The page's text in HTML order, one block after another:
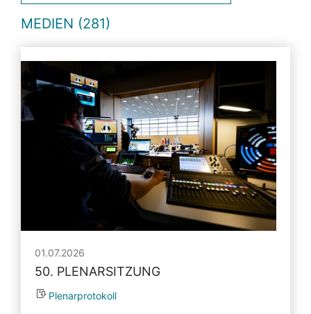
MEDIEN (281)
01.07.2026
50. PLENARSITZUNG
Plenarprotokoll